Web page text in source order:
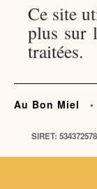
Ce site
plus sur
traitées.
Au Bon Miel
SIRET: